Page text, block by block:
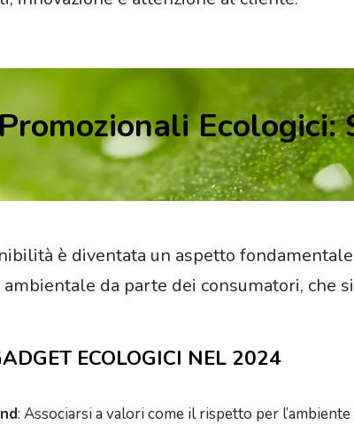
è diventata un aspetto
da parte dei consumatori, che
ECOLOGICI NEL 2024
: Associarsi a valori come il rispetto per